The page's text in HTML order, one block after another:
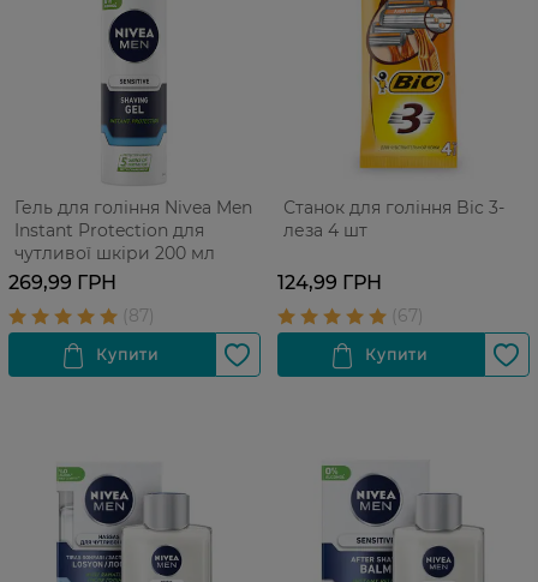
Гель для гоління Nivea Men
Instant Protection для
чутливої шкіри 200 мл
269,99 ГРН
Станок для гоління Bic 3-
леза 4 шт
124,99 ГРН